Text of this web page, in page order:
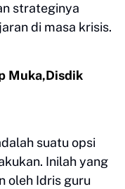
strateginya
di masa krisis.
Muka,Disdik
suatu opsi
Inilah yang
oleh Idris guru